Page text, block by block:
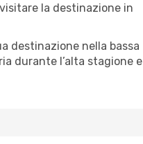
la destinazione in
destinazione nella bassa
durante l’alta stagione e